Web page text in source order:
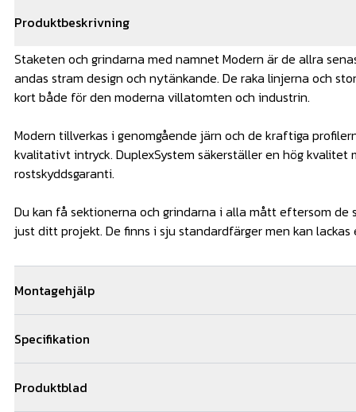
Produktbeskrivning
Staketen och grindarna med namnet Modern är de allra
andas stram design och nytänkande. De raka linjerna och
kort både för den moderna villatomten och industrin.
Modern tillverkas i genomgående järn och de kraftiga
kvalitativt intryck. DuplexSystem säkerställer en hög kvalitet
rostskyddsgaranti.
Du kan få sektionerna och grindarna i alla mått eftersom
just ditt projekt. De finns i sju standardfärger men kan
Montagehjälp
oss får ni 5 års montage och materialgaranti. Vi samarbetar
stängselmontörer och kan hjälpa till med montagearbetet i
av er till oss via offertformuläret för snabb kostnadsfri offert.
Specifikation
Produktblad